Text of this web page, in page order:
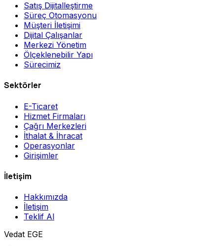
Satış Dijitalleştirme
Süreç Otomasyonu
Müşteri İletişimi
Dijital Çalışanlar
Merkezi Yönetim
Ölçeklenebilir Yapı
Sürecimiz
Sektörler
E-Ticaret
Hizmet Firmaları
Çağrı Merkezleri
İthalat & İhracat
Operasyonlar
Girişimler
İletişim
Hakkımızda
İletişim
Teklif Al
Vedat EGE